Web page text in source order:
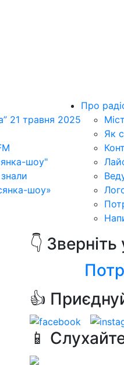
21 травня 2025
шоу"
шоу»
Про
Як
👇 Зверніть
👍
📱